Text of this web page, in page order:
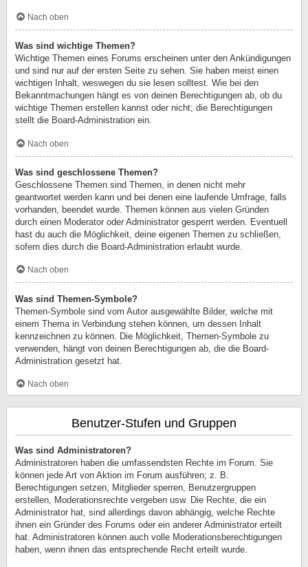
Nach oben
Was sind wichtige Themen?
Wichtige Themen eines Forums erscheinen unter den Ankündigungen
und sind nur auf der ersten Seite zu sehen. Sie haben meist einen
wichtigen Inhalt, weswegen du sie lesen solltest. Wie bei den
Bekanntmachungen hängt es von deinen Berechtigungen ab, ob du
wichtige Themen erstellen kannst oder nicht; die Berechtigungen
stellt die Board-Administration ein.
Nach oben
Was sind geschlossene Themen?
Geschlossene Themen sind Themen, in denen nicht mehr
geantwortet werden kann und bei denen eine laufende Umfrage, falls
vorhanden, beendet wurde. Themen können aus vielen Gründen
durch einen Moderator oder Administrator gesperrt werden. Eventuell
hast du auch die Möglichkeit, deine eigenen Themen zu schließen,
sofern dies durch die Board-Administration erlaubt wurde.
Nach oben
Was sind Themen-Symbole?
Themen-Symbole sind vom Autor ausgewählte Bilder, welche mit
einem Thema in Verbindung stehen können, um dessen Inhalt
kennzeichnen zu können. Die Möglichkeit, Themen-Symbole zu
verwenden, hängt von deinen Berechtigungen ab, die die Board-
Administration gesetzt hat.
Nach oben
Benutzer-Stufen und Gruppen
Was sind Administratoren?
Administratoren haben die umfassendsten Rechte im Forum. Sie
können jede Art von Aktion im Forum ausführen; z. B.
Berechtigungen setzen, Mitglieder sperren, Benutzergruppen
erstellen, Moderationsrechte vergeben usw. Die Rechte, die ein
Administrator hat, sind allerdings davon abhängig, welche Rechte
ihnen ein Gründer des Forums oder ein anderer Administrator erteilt
hat. Administratoren können auch volle Moderationsberechtigungen
haben, wenn ihnen das entsprechende Recht erteilt wurde.